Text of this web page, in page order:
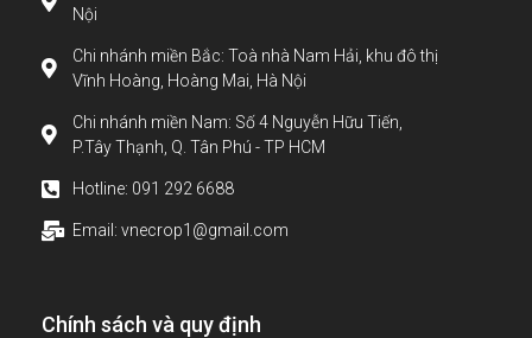
Nội
Chi nhánh miền Bắc: Toà nhà Nam Hải, khu đô thị
Vĩnh Hoàng, Hoàng Mai, Hà Nội
Chi nhánh miền Nam: Số 4 Nguyễn Hữu Tiến,
P.Tây Thạnh, Q. Tân Phú - TP HCM
Hotline: 091 292 6688
Email: vnecrop1@gmail.com
Chính sách và quy định